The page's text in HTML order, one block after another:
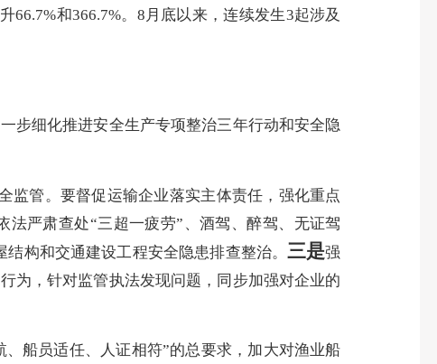
66.7%和366.7%。8月底以来，连续发生3起涉及
细化推进安全生产专项整治三年行动和安全隐
监管。要督促运输企业落实主体责任，强化重点
严肃查处“三超一疲劳”、酒驾、醉驾、无证驾
构和交通建设工程安全隐患排查整治。三是强
为，针对监管执法发现问题，同步加强对企业的
船员适任、人证相符”的总要求，加大对渔业船